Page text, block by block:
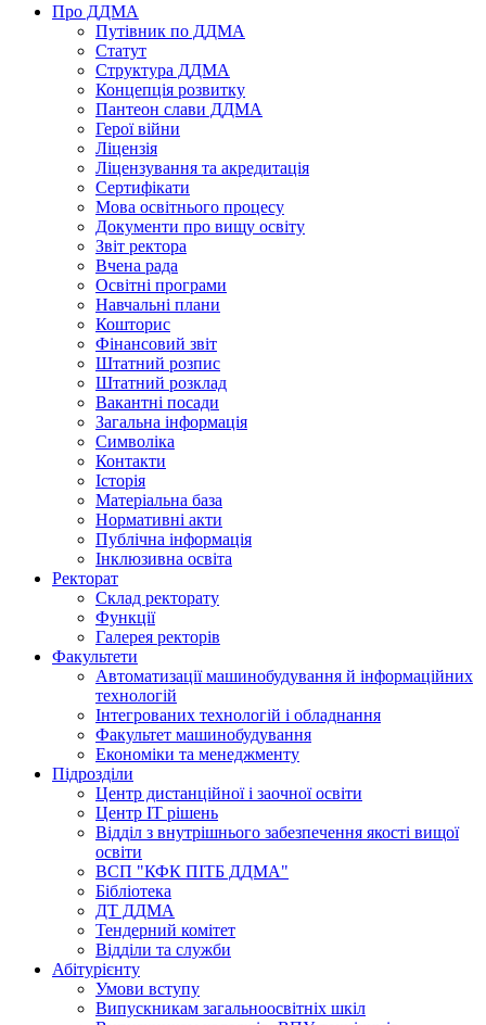
Про ДДМА
Путівник по ДДМА
Статут
Структура ДДМА
Концепція розвитку
Пантеон слави ДДМА
Герої війни
Ліцензія
Ліцензування та акредитація
Сертифікати
Мова освітнього процесу
Документи про вищу освіту
Звіт ректора
Вчена рада
Освітні програми
Навчальні плани
Кошторис
Фінансовий звіт
Штатний розпис
Штатний розклад
Вакантні посади
Загальна інформація
Символіка
Контакти
Історія
Матеріальна база
Нормативні акти
Публічна інформація
Інклюзивна освіта
Ректорат
Склад ректорату
Функції
Галерея ректорів
Факультети
Автоматизації машинобудування й інформаційних
технологій
Інтегрованих технологій і обладнання
Факультет машинобудування
Економіки та менеджменту
Підрозділи
Центр дистанційної і заочної освіти
Центр ІТ рішень
Відділ з внутрішнього забезпечення якості вищої
освіти
ВСП "КФК ПІТБ ДДМА"
Бібліотека
ДТ ДДМА
Тендерний комітет
Відділи та служби
Абітурієнту
Умови вступу
Випускникам загальноосвітніх шкіл